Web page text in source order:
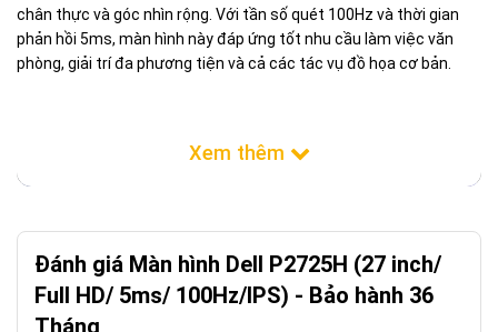
chân thực và góc nhìn rộng. Với tần số quét 100Hz và thời gian
phản hồi 5ms, màn hình này đáp ứng tốt nhu cầu làm việc văn
phòng, giải trí đa phương tiện và cả các tác vụ đồ họa cơ bản.
Đánh giá Màn hình Dell P2725H (27 inch/
Full HD/ 5ms/ 100Hz/IPS) - Bảo hành 36
Tháng